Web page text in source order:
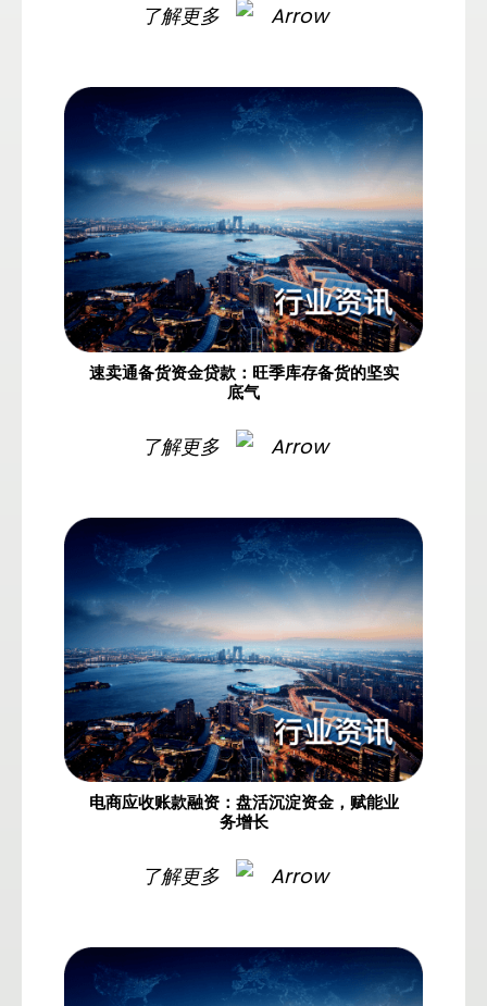
了解更多
速卖通备货资金贷款：旺季库存备货的坚实
底气
了解更多
电商应收账款融资：盘活沉淀资金，赋能业
务增长
了解更多